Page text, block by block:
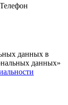
Телефон
данных в
данных»